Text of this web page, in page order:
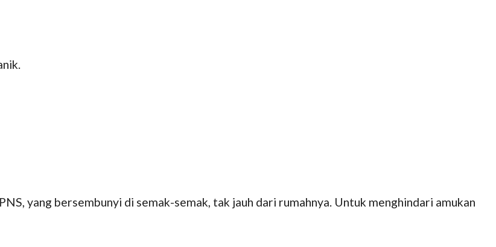
yang bersembunyi di semak-semak, tak jauh dari rumahnya. Untuk menghindari amukan